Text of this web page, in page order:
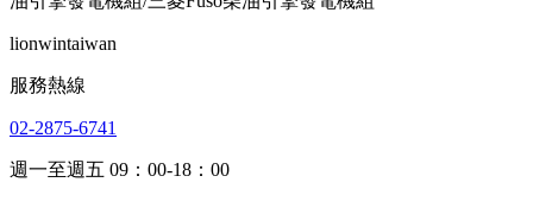
lionwintaiwan
服務熱線
02-2875-6741
週一至週五 09：00-18：00